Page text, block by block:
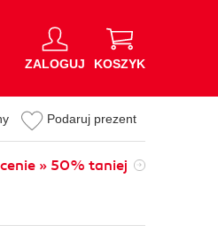
ZALOGUJ KOSZYK
Podaruj prezent
» 50% taniej